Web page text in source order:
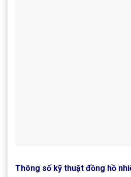
Thông số kỹ thuật đồng hồ